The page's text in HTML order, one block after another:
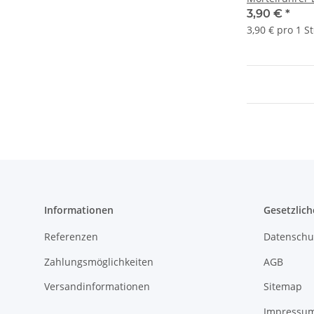
Sechskantgriff
3,90 € *
3,90 € pro 1
Informationen
Referenzen
Zahlungsmöglichkeiten
Versandinformationen
AGB
Sitemap